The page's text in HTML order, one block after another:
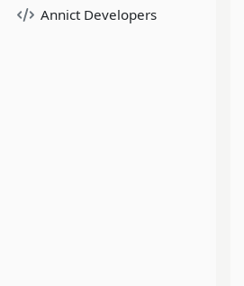
Annict Developers